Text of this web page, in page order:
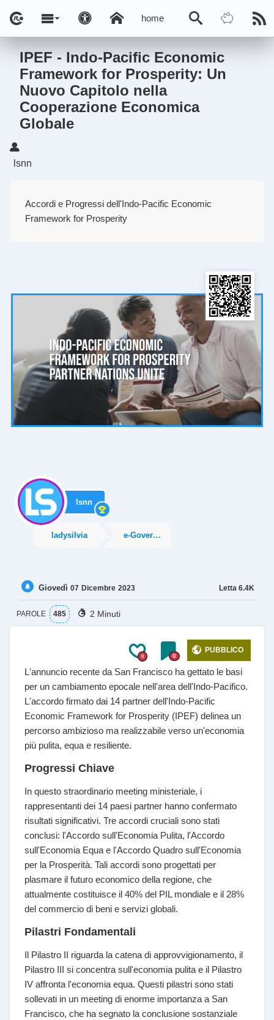
home
IPEF - Indo-Pacific Economic
Framework for Prosperity: Un
Nuovo Capitolo nella
Cooperazione Economica
Globale
lsnn
Accordi e Progressi dell'Indo-Pacific Economic
Framework for Prosperity
lsnn
ladysilvia e-Government
Letta 6.4K
Giovedì 07 Dicembre 2023
PAROLE 485 2 Minuti
0 0
PUBBLICO
L'annuncio recente da San Francisco ha gettato le basi
per un cambiamento epocale nell'area dell'Indo-Pacifico.
L'accordo firmato dai 14 partner dell'Indo-Pacific
Economic Framework for Prosperity (IPEF) delinea un
percorso ambizioso ma realizzabile verso un'economia
più pulita, equa e resiliente.
Progressi Chiave
In questo straordinario meeting ministeriale, i
rappresentanti dei 14 paesi partner hanno confermato
risultati significativi. Tre accordi cruciali sono stati
conclusi: l'Accordo sull'Economia Pulita, l'Accordo
sull'Economia Equa e l'Accordo Quadro sull'Economia
per la Prosperità. Tali accordi sono progettati per
plasmare il futuro economico della regione, che
attualmente costituisce il 40% del PIL mondiale e il 28%
del commercio di beni e servizi globali.
Pilastri Fondamentali
Il Pilastro II riguarda la catena di approvvigionamento, il
Pilastro III si concentra sull'economia pulita e il Pilastro
IV affronta l'economia equa. Questi pilastri sono stati
sollevati in un meeting di enorme importanza a San
Francisco, che ha segnato la conclusione sostanziale